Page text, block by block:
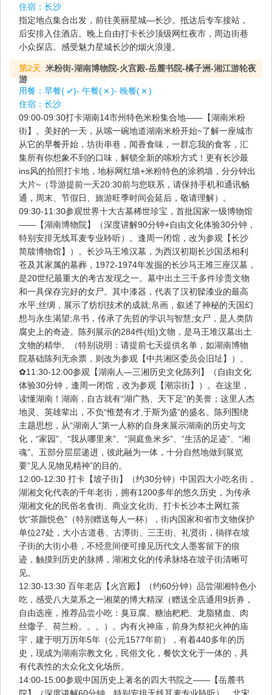
住宿： 长沙
指定地点集合出发，前往美丽星城—长沙。抵达后专车接站，
后安排入住酒店。晚上自由打卡长沙顶级网红夜市，周边街巷
小众探店。感受魅力星城长沙的烟火浪漫。
第2天 米粉街-湖南博物院-火宫殿-岳麓书院-橘子洲-湘江游轮夜
游
用餐： 早餐( )- 午餐( )- 晚餐(
)
住宿： 长沙
09:00-09:30打卡湖南14市州特色米粉集合地——【湖南米粉
街】。美好的一天，从嗦一碗地道湖南米粉开始~了解一座城市
从它的早餐开始，坊街串巷，闻香食味，一群忘我的食客，汇
集所有你想象不到的口味，解锁全新的嗦粉方式！更有长沙最
ins风的拍照打卡地，地标网红墙+米粉特色的涂鸦墙，分分钟出
大片~（导游提前一天20:30前与您联系，请保持手机和通讯畅
通，周末、节假日、旅游旺季时间会延后，敬请理解）。
09:30-11:30参观世界十大古墓稀世珍宝，首批国家一级博物馆
——【湖南博物院】（深度讲解90分钟+自由文化体验30分钟，
特别安排无线耳麦专业聆听）。逢周一闭馆，改为参观【长沙
简牍博物馆】）。长沙马王堆汉墓，为西汉初期长沙国丞相利
苍及其家属的墓葬，1972-1974年发掘的长沙马王堆三座汉墓，
是20世纪最重大的考古发现之一。墓中出土三千多件珍贵文物
和一具保存完好的女尸。其中漆器，代表了汉初髹漆业的最高
水平;丝绸，展示了纺织技术的成就;帛画，叙述了神秘的天国幻
想与永生渴望;帛书，传承了先哲的学识与智慧;女尸，是人类防
腐史上的奇迹。陈列展示的284件(组)文物，是马王堆汉墓出土
文物的精华。（特别说明：请提前七天提供名单，如湖南博物
院基础陈列无余票，则改为参观【中共湘区委员会旧址】）。
✿11:30-12:00参观【湖南人—三湘历史文化陈列】（自由文化
体验30分钟，逢周一闭馆，改为参观【潮宗街】）。在这里，
读懂湖南！湖南，自古就有“湖广熟、天下足”的美誉；这里人杰
地灵、英雄辈出，不负“惟楚有才,于斯为盛”的盛名。陈列围绕
主题思想，从“湖南人”第一人称的自身来展示湖南的历史与文
化，“家园”、“我从哪里来”、“洞庭鱼米乡”、“生活的足迹”、“湘
魂”。五部分层层递进，彼此融为一体，十分自然地做到展览
要“见人见物见精神”的目的。
12:00-12:30 打卡【坡子街】（约30分钟）中国四大小吃名街，
湖湘文化代表的千年老街，拥有1200多年的悠久历史，为传承
湖湘文化的民俗名食街、商业文化街。打卡长沙本土网红茶
饮“茶颜悦色”（特别赠送每人一杯），街内国家和省市文物保护
单位27处，大小古道巷、古潭街、三王街、礼贤街，徜徉在坡
子街的大街小巷，不经意间便可撞见历代文人墨客留下的痕
迹，触摸到历史的脉搏，湖湘文化的传承脉络在坡子街清晰可
见。
12:30-13:30 百年老店【火宫殿】（约60分钟）品尝湖湘特色小
吃，感受八大菜系之一湘菜的博大精深（赠送全店通用9折券，
自由选座，推荐品尝小吃：臭豆腐、糖油粑粑、龙脂猪血、肉
丝馓子、荷兰粉。。。）。内有火神庙，前身为祭祀火神的庙
宇，建于明万历年5年（公元1577年前），有着440多年的历
史，现成为湖南宗教文化，民俗文化，餐饮文化于一体的，具
有代表性的大众化文化场所。
14:00-15:00参观中国历史上著名的四大书院之——【岳麓书
院】（深度讲解60分钟，特别安排无线耳麦专业聆听）。北宋